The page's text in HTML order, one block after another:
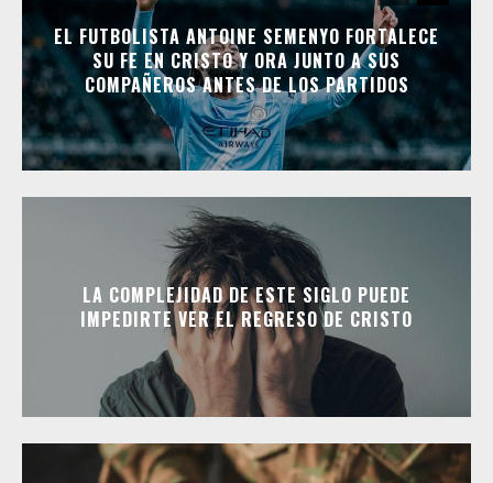
EL FUTBOLISTA ANTOINE SEMENYO FORTALECE
SU FE EN CRISTO Y ORA JUNTO A SUS
COMPAÑEROS ANTES DE LOS PARTIDOS
LA COMPLEJIDAD DE ESTE SIGLO PUEDE
IMPEDIRTE VER EL REGRESO DE CRISTO